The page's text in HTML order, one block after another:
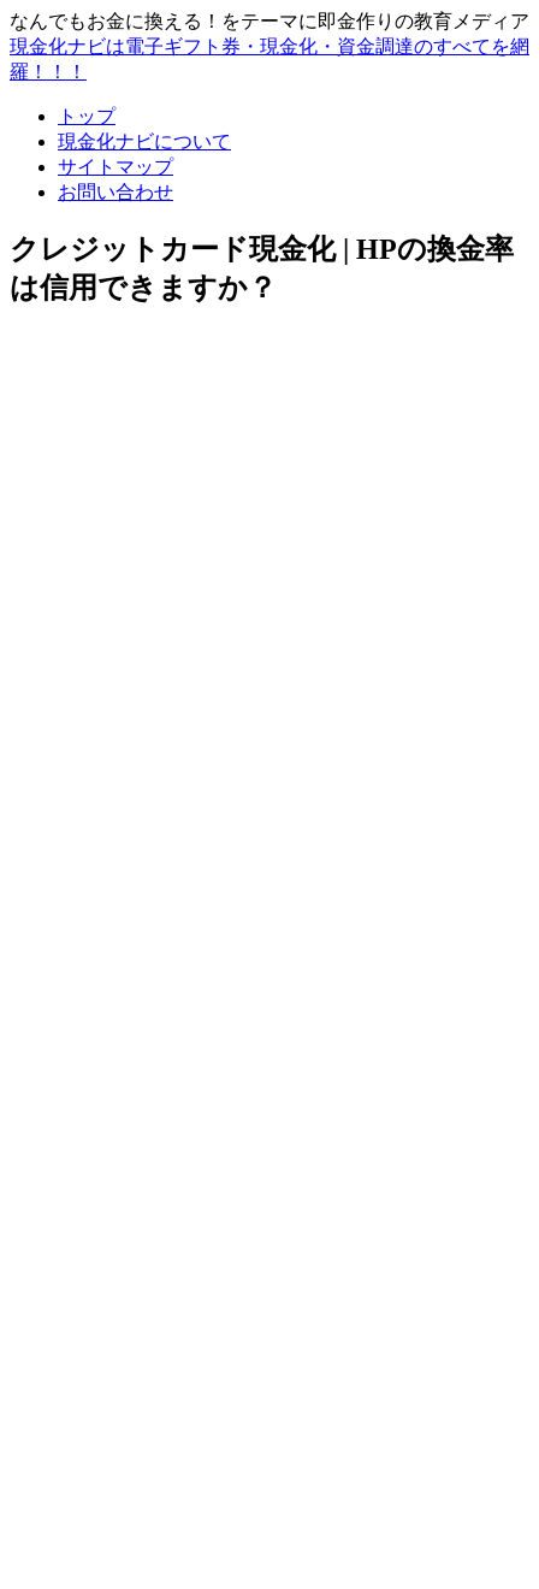
なんでもお金に換える！をテーマに即金作りの教育メディア
現金化ナビは電子ギフト券・現金化・資金調達のすべてを網
羅！！！
トップ
現金化ナビについて
サイトマップ
お問い合わせ
クレジットカード現金化 | HPの換金率
は信用できますか？